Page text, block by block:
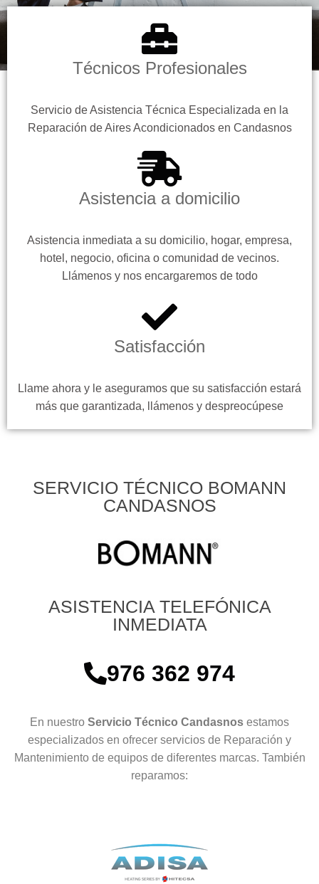
Técnicos Profesionales
Servicio de Asistencia Técnica Especializada en la
Reparación de Aires Acondicionados en Candasnos
Asistencia a domicilio
Asistencia inmediata a su domicilio, hogar, empresa,
hotel, negocio, oficina o comunidad de vecinos.
Llámenos y nos encargaremos de todo
Satisfacción
Llame ahora y le aseguramos que su satisfacción estará
más que garantizada, llámenos y despreocúpese
SERVICIO TÉCNICO BOMANN
CANDASNOS
ASISTENCIA TELEFÓNICA
INMEDIATA
976 362 974
En nuestro Servicio Técnico Candasnos estamos
especializados en ofrecer servicios de Reparación y
Mantenimiento de equipos de diferentes marcas. También
reparamos: